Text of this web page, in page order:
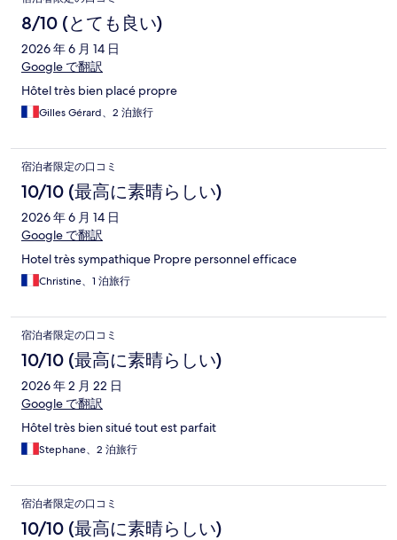
コ
ミ
8/10 (とても良い)
2026 年 6 月 14 日
Google で翻訳
Hôtel très bien placé propre
Gilles Gérard、2 泊旅行
宿泊者限定の口コミ
10/10 (最高に素晴らしい)
2026 年 6 月 14 日
Google で翻訳
Hotel très sympathique Propre personnel efficace
Christine、1 泊旅行
宿泊者限定の口コミ
10/10 (最高に素晴らしい)
2026 年 2 月 22 日
Google で翻訳
Hôtel très bien situé tout est parfait
Stephane、2 泊旅行
宿泊者限定の口コミ
10/10 (最高に素晴らしい)